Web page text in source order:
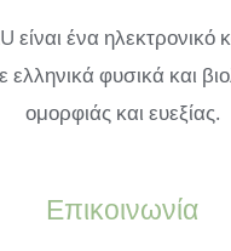
είναι ένα
ελληνικά φυσικά και
ομορφιάς και ευεξίας.
Επικοινωνία